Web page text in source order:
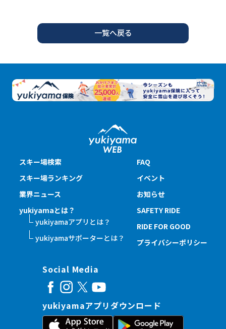
一覧へ戻る
スキー場検索
スキー場ランキング
業界ニュース
yukiyamaとは？
yukiyamaアプリとは？
yukiyamaサポーターとは？
FAQ
イベント
お知らせ
SAFETY RIDE
RIDE FOR GOOD
プライバシーポリシー
Social Media
yukiyamaアプリダウンロード